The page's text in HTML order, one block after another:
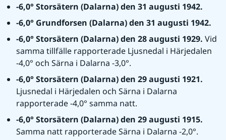
-6,0° Storsätern (Dalarna) den 31 augusti 1942.
-6,0° Grundforsen (Dalarna) den 31 augusti 1942.
-6,0° Storsätern (Dalarna) den 28 augusti 1929. Vid
samma tillfälle rapporterade Ljusnedal i Härjedalen
-4,0° och Särna i Dalarna -3,0°.
Ljusnedal i Härjedalen och Särna i Dalarna
rapporterade -4,0° samma natt.
Samma natt rapporterade Särna i Dalarna -2,0°.